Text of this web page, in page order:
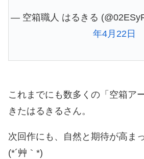
— 空箱職人 はるきる
年4月22日
これまでにも数多くの「空箱ア
きたはるきるさん。
次回作にも、自然と期待が高ま
(*´艸｀*)